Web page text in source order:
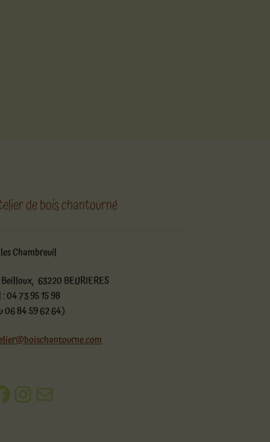
de bois chantourné
Chambreuil
63220 BEURIERES
: 04 73 95 15 98
06 84 59 62 64)
Instagram
E-mail